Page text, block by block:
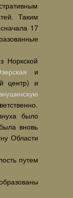
Таким
17
Норкской
и
центр) и
было
вновь
Области
путем